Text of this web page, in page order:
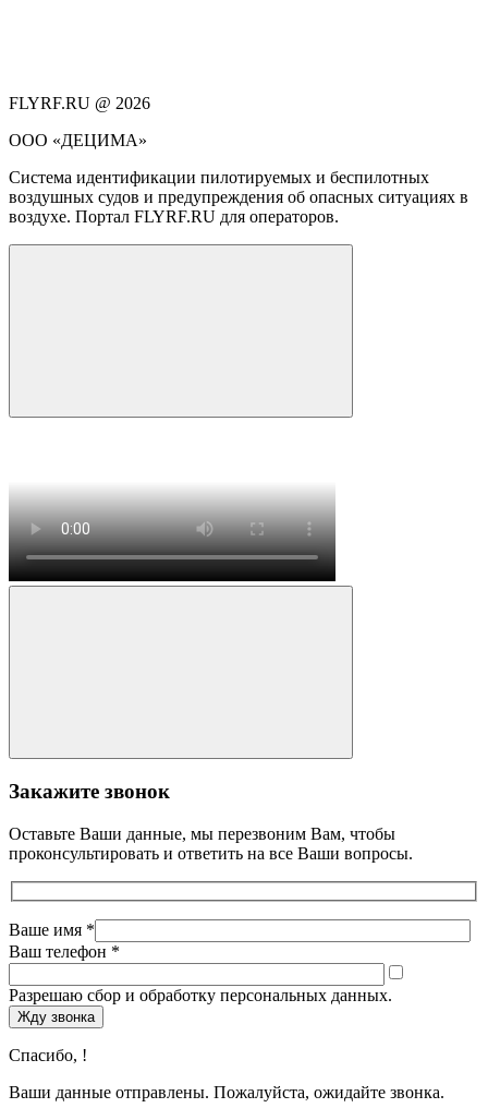
FLYRF.RU @ 2026
ООО «ДЕЦИМА»
Система идентификации пилотируемых и беспилотных
воздушных судов и предупреждения об опасных ситуациях в
воздухе. Портал FLYRF.RU для операторов.
Закажите звонок
Оставьте Ваши данные, мы перезвоним Вам, чтобы
проконсультировать и ответить на все Ваши вопросы.
Ваше имя *
Ваш телефон *
Разрешаю сбор и обработку персональных данных.
Жду звонка
Спасибо, !
Ваши данные отправлены. Пожалуйста, ожидайте звонка.